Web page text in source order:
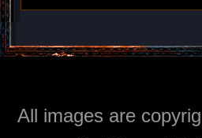
All images are